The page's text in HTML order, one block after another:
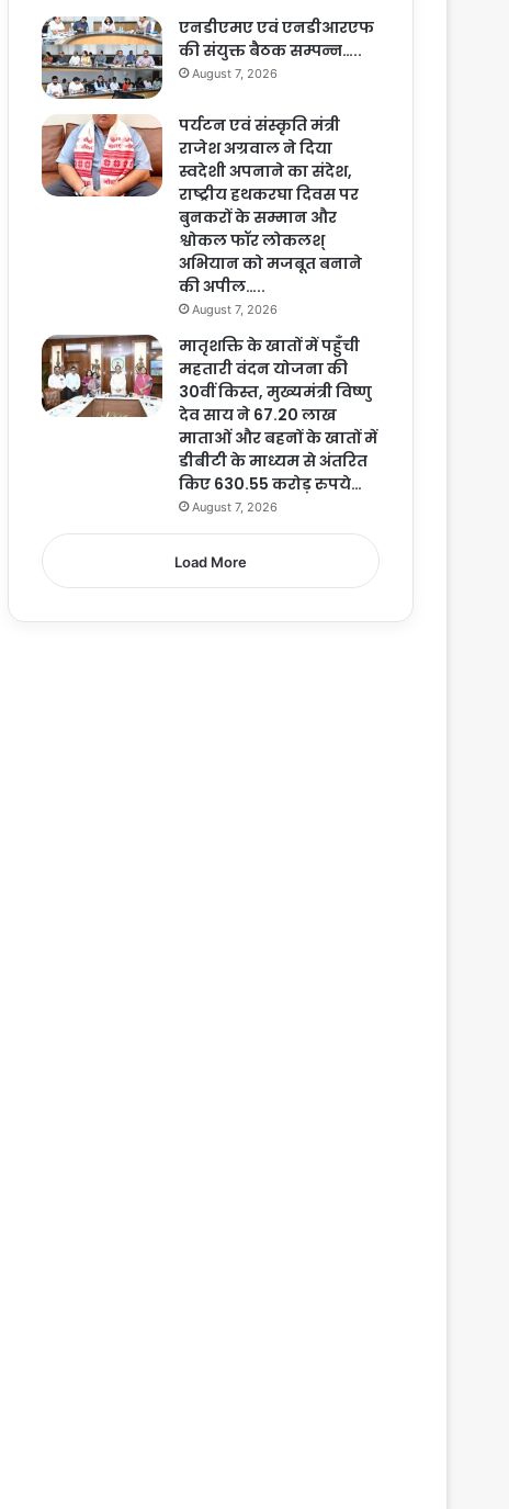
एनडीएमए एवं एनडीआरएफ
की संयुक्त बैठक सम्पन्न…..
August 7, 2026
पर्यटन एवं संस्कृति मंत्री
राजेश अग्रवाल ने दिया
स्वदेशी अपनाने का संदेश,
राष्ट्रीय हथकरघा दिवस पर
बुनकरों के सम्मान और
श्वोकल फॉर लोकलश्
अभियान को मजबूत बनाने
की अपील…..
August 7, 2026
मातृशक्ति के खातों में पहुँची
महतारी वंदन योजना की
30वीं किस्त, मुख्यमंत्री विष्णु
देव साय ने 67.20 लाख
माताओं और बहनों के खातों में
डीबीटी के माध्यम से अंतरित
किए 630.55 करोड़ रुपये…
August 7, 2026
Load More